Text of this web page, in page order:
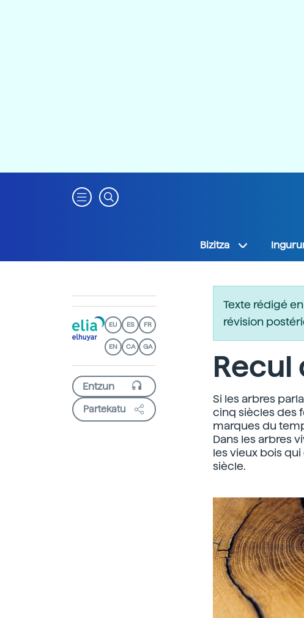
Bizitza
EU ES FR
EN CA GA
Partekatu
Texte rédigé
révision
Recul
Si les arbres
cinq siècles des
marques du
Dans les arbres
les vieux bois qui
siècle.